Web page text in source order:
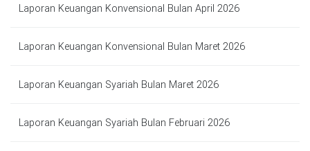
Laporan Keuangan Konvensional Bulan April 2026
Laporan Keuangan Konvensional Bulan Maret 2026
Laporan Keuangan Syariah Bulan Maret 2026
Laporan Keuangan Syariah Bulan Februari 2026